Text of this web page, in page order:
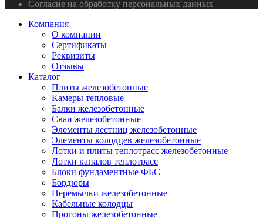
Согласие на обработку персональных данных
Компания
О компании
Сертификаты
Реквизиты
Отзывы
Каталог
Плиты железобетонные
Камеры тепловые
Балки железобетонные
Сваи железобетонные
Элементы лестниц железобетонные
Элементы колодцев железобетонные
Лотки и плиты теплотрасс железобетонные
Лотки каналов теплотрасс
Блоки фундаментные ФБС
Бордюры
Перемычки железобетонные
Кабельные колодцы
Прогоны железобетонные